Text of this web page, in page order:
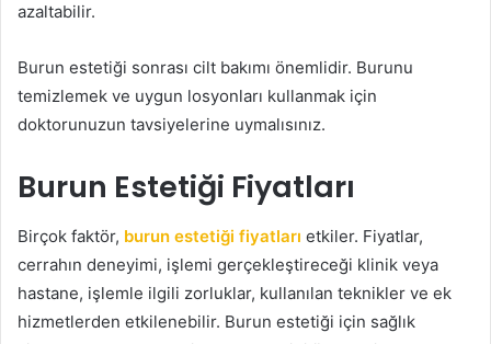
azaltabilir.
Burun estetiği sonrası cilt bakımı önemlidir. Burunu
temizlemek ve uygun losyonları kullanmak için
doktorunuzun tavsiyelerine uymalısınız.
Burun Estetiği Fiyatları
Birçok faktör, burun estetiği fiyatları etkiler. Fiyatlar,
cerrahın deneyimi, işlemi gerçekleştireceği klinik veya
hastane, işlemle ilgili zorluklar, kullanılan teknikler ve ek
hizmetlerden etkilenebilir. Burun estetiği için sağlık